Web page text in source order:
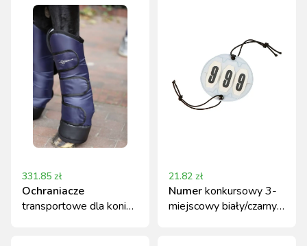
331.85 zł
Ochraniacze
transportowe dla konia
21.82 zł
Numerkonkursowy 3-
miejscowy biały/czarny